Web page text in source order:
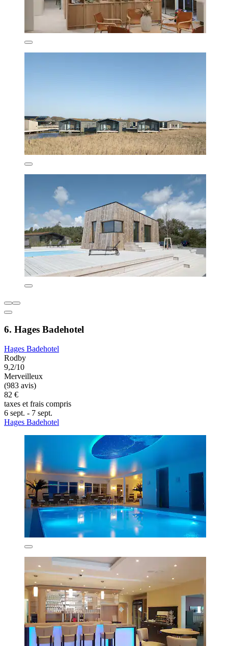
6. Hages Badehotel
Hages Badehotel
Rodby
9,2/10
Merveilleux
(983 avis)
82 €
taxes et frais compris
6 sept. - 7 sept.
Hages Badehotel